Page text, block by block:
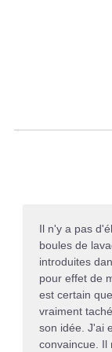
Il n'y a pas
boules de
introduites
pour effet de
est certain
vraiment
son idée. J'ai
convaincue. Il